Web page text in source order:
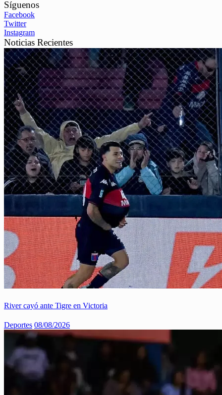
Síguenos
Facebook
Twitter
Instagram
Noticias Recientes
River cayó ante Tigre en Victoria
Deportes 08/08/2026